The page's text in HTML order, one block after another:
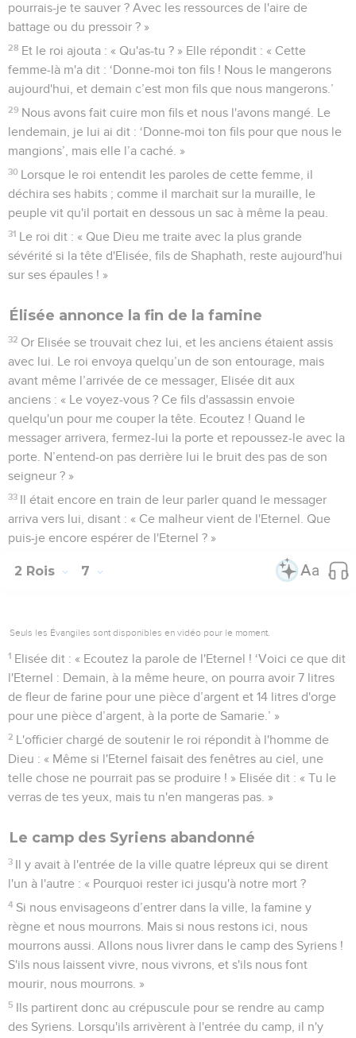
pourrais-je te sauver ? Avec les ressources de l'aire de
battage ou du pressoir ? »
28 Et le roi ajouta : « Qu'as-tu ? » Elle répondit : « Cette
femme-là m'a dit : ‘Donne-moi ton fils ! Nous le mangerons
aujourd'hui, et demain c’est mon fils que nous mangerons.’
29 Nous avons fait cuire mon fils et nous l'avons mangé. Le
lendemain, je lui ai dit : ‘Donne-moi ton fils pour que nous le
mangions’, mais elle l’a caché. »
30 Lorsque le roi entendit les paroles de cette femme, il
déchira ses habits ; comme il marchait sur la muraille, le
peuple vit qu'il portait en dessous un sac à même la peau.
31 Le roi dit : « Que Dieu me traite avec la plus grande
sévérité si la tête d'Elisée, fils de Shaphath, reste aujourd'hui
sur ses épaules ! »
Élisée annonce la fin de la famine
32 Or Elisée se trouvait chez lui, et les anciens étaient assis
avec lui. Le roi envoya quelqu’un de son entourage, mais
avant même l’arrivée de ce messager, Elisée dit aux
anciens : « Le voyez-vous ? Ce fils d'assassin envoie
quelqu'un pour me couper la tête. Ecoutez ! Quand le
messager arrivera, fermez-lui la porte et repoussez-le avec la
porte. N’entend-on pas derrière lui le bruit des pas de son
seigneur ? »
33 Il était encore en train de leur parler quand le messager
arriva vers lui, disant : « Ce malheur vient de l'Eternel. Que
puis-je encore espérer de l'Eternel ? »
2 Rois 7
Seuls les Évangiles sont disponibles en vidéo pour le moment.
1 Elisée dit : « Ecoutez la parole de l'Eternel ! ‘Voici ce que dit
l'Eternel : Demain, à la même heure, on pourra avoir 7 litres
de fleur de farine pour une pièce d’argent et 14 litres d'orge
pour une pièce d’argent, à la porte de Samarie.’ »
2 L'officier chargé de soutenir le roi répondit à l'homme de
Dieu : « Même si l'Eternel faisait des fenêtres au ciel, une
telle chose ne pourrait pas se produire ! » Elisée dit : « Tu le
verras de tes yeux, mais tu n'en mangeras pas. »
Le camp des Syriens abandonné
3 Il y avait à l'entrée de la ville quatre lépreux qui se dirent
l'un à l'autre : « Pourquoi rester ici jusqu'à notre mort ?
4 Si nous envisageons d’entrer dans la ville, la famine y
règne et nous mourrons. Mais si nous restons ici, nous
mourrons aussi. Allons nous livrer dans le camp des Syriens !
S'ils nous laissent vivre, nous vivrons, et s'ils nous font
mourir, nous mourrons. »
5 Ils partirent donc au crépuscule pour se rendre au camp
des Syriens. Lorsqu'ils arrivèrent à l'entrée du camp, il n'y